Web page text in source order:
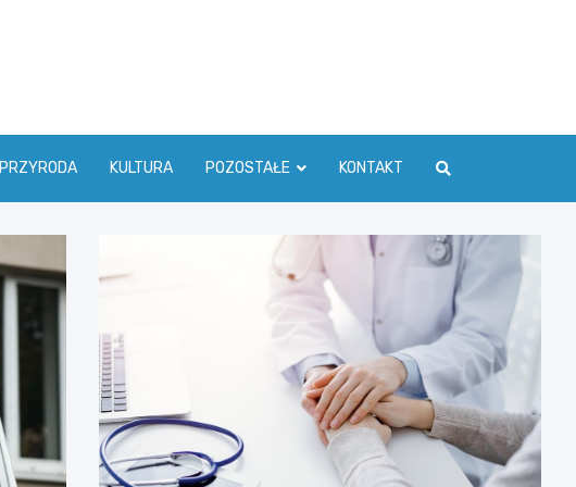
PRZYRODA KULTURA POZOSTAŁE KONTAKT